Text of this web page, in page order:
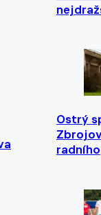
Ostrý
radního